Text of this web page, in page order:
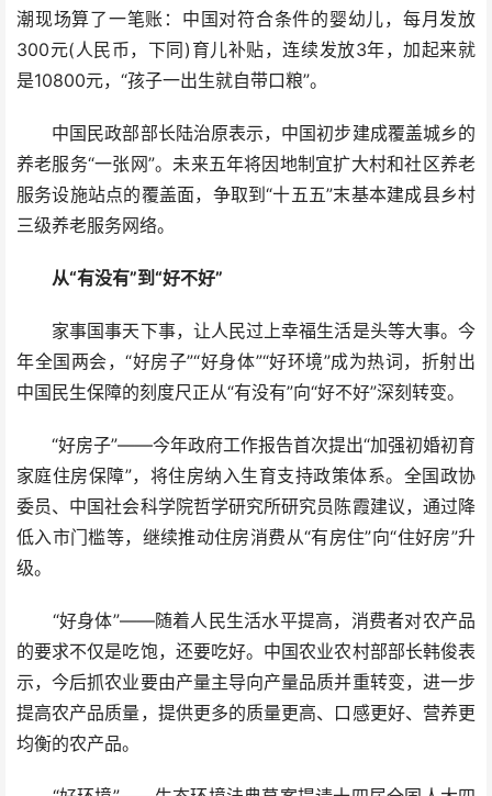
潮现场算了一笔账：中国对符合条件的婴幼儿，每月发放
300元(人民币，下同)育儿补贴，连续发放3年，加起来就
是10800元，“孩子一出生就自带口粮”。
中国民政部部长陆治原表示，中国初步建成覆盖城乡的
养老服务“一张网”。未来五年将因地制宜扩大村和社区养老
服务设施站点的覆盖面，争取到“十五五”末基本建成县乡村
三级养老服务网络。
从“有没有”到“好不好”
家事国事天下事，让人民过上幸福生活是头等大事。今
年全国两会，“好房子”“好身体”“好环境”成为热词，折射出
中国民生保障的刻度尺正从“有没有”向“好不好”深刻转变。
“好房子”——今年政府工作报告首次提出“加强初婚初育
家庭住房保障”，将住房纳入生育支持政策体系。全国政协
委员、中国社会科学院哲学研究所研究员陈霞建议，通过降
低入市门槛等，继续推动住房消费从“有房住”向“住好房”升
级。
“好身体”——随着人民生活水平提高，消费者对农产品
的要求不仅是吃饱，还要吃好。中国农业农村部部长韩俊表
示，今后抓农业要由产量主导向产量品质并重转变，进一步
提高农产品质量，提供更多的质量更高、口感更好、营养更
均衡的农产品。